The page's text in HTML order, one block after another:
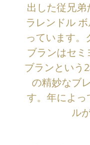
出した従兄弟
ラレンドル
っています。
ブランはセミ
ブランという
の精妙なブ
す。年によ
ル